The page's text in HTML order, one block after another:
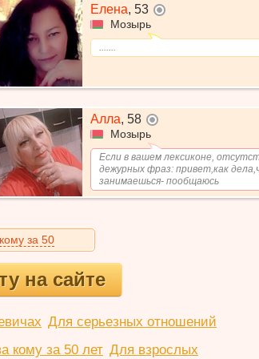
Елена, 53
Мозырь
.......
Алла, 58
Мозырь
Если в вашем лексиконе,
дежурных фраз: привет,как
занимаешься- пообщаюсь
за 50
на сайте
Для серьезных отношений
кому за 50 лет Для взрослых